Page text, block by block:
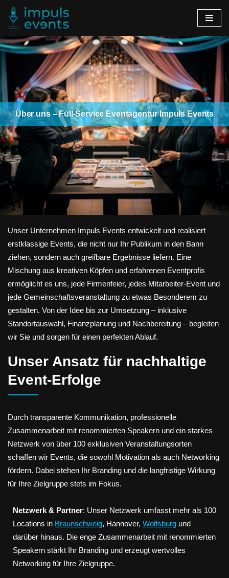
Zum
Inhalt
springen
Über uns – Full-Service Eventagentur Impuls Events
Unser Unternehmen Impuls Events entwickelt und realisiert
erstklassige Events, die nicht nur Ihr Publikum in den Bann
ziehen, sondern auch greifbare Ergebnisse liefern. Eine
Mischung aus kreativen Köpfen und erfahrenen Eventprofis
ermöglicht es uns, jede Firmenfeier, jedes Mitarbeiter-Event und
jede Gemeinschaftsveranstaltung zu etwas Besonderem zu
gestalten. Von der Idee bis zur Umsetzung – inklusive
Standortauswahl, Finanzplanung und Nachbereitung – begleiten
wir Sie und sorgen für einen perfekten Ablauf.
Unser Ansatz für nachhaltige
Event‑Erfolge
Durch transparente Kommunikation, professionelle
Zusammenarbeit mit renommierten Speakern und ein starkes
Netzwerk von über 100 exklusiven Veranstaltungsorten
schaffen wir Events, die sowohl Motivation als auch Networking
fördern. Dabei stehen Ihr Branding und die langfristige Wirkung
für Ihre Zielgruppe stets im Fokus.
Netzwerk & Partner: Unser Netzwerk umfasst mehr als 100
Locations in Braunschweig, Hannover, Wolfsburg und
darüber hinaus. Die enge Zusammenarbeit mit renommierten
Speakern stärkt Ihr Branding und erzeugt wertvolles
Networking für Ihre Zielgruppe.